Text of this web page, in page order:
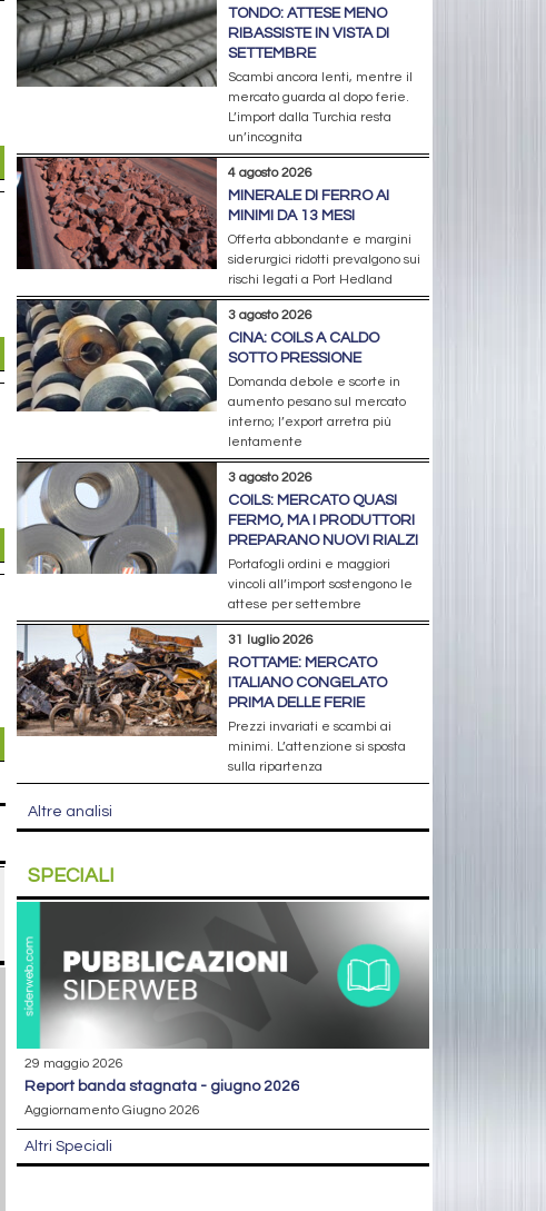
TONDO: ATTESE MENO
RIBASSISTE IN VISTA DI
SETTEMBRE
Scambi ancora lenti, mentre il
mercato guarda al dopo ferie.
L’import dalla Turchia resta
un’incognita
4 agosto 2026
MINERALE DI FERRO AI
MINIMI DA 13 MESI
Offerta abbondante e margini
siderurgici ridotti prevalgono sui
rischi legati a Port Hedland
3 agosto 2026
CINA: COILS A CALDO
SOTTO PRESSIONE
Domanda debole e scorte in
aumento pesano sul mercato
interno; l’export arretra più
lentamente
3 agosto 2026
COILS: MERCATO QUASI
FERMO, MA I PRODUTTORI
PREPARANO NUOVI RIALZI
Portafogli ordini e maggiori
vincoli all’import sostengono le
attese per settembre
31 luglio 2026
ROTTAME: MERCATO
ITALIANO CONGELATO
PRIMA DELLE FERIE
Prezzi invariati e scambi ai
minimi. L’attenzione si sposta
sulla ripartenza
Altre analisi
SPECIALI
29 maggio 2026
report banda stagnata - giugno 2026
Aggiornamento Giugno 2026
Altri Speciali